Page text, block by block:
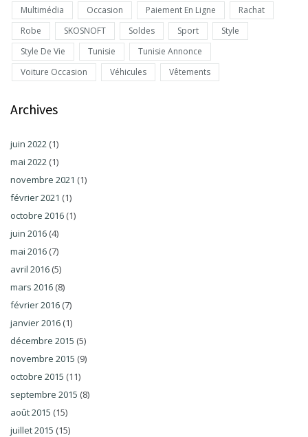
Multimédia
Occasion Paiement En Ligne
Rachat
Robe
SKOSNOFT Soldes Sport
Style
Style De Vie
Tunisie
Tunisie Annonce
Voiture Occasion
Véhicules Vêtements
Archives
juin 2022 (1)
mai 2022 (1)
novembre 2021 (1)
février 2021 (1)
octobre 2016 (1)
juin 2016 (4)
mai 2016 (7)
avril 2016 (5)
mars 2016 (8)
février 2016 (7)
janvier 2016 (1)
décembre 2015 (5)
novembre 2015 (9)
octobre 2015 (11)
septembre 2015 (8)
août 2015 (15)
juillet 2015 (15)